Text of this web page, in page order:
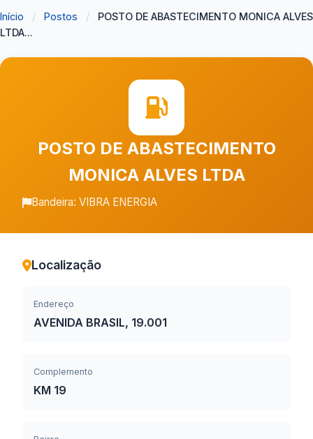
Início / Postos /
POSTO DE ABASTECIMENTO MONICA ALVES
LTDA...
POSTO DE ABASTECIMENTO
MONICA ALVES LTDA
Bandeira: VIBRA ENERGIA
Localização
Endereço
AVENIDA BRASIL, 19.001
Complemento
KM 19